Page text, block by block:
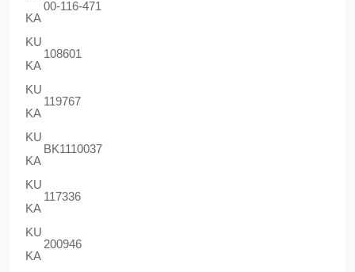
KA
00-116-471
KU
KA
108601
KU
KA
119767
KU
KA
BK1110037
KU
KA
117336
KU
KA
200946